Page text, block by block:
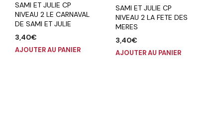
SAMI ET JULIE CP
NIVEAU 2 LE CARNAVAL
DE SAMI ET JULIE
3,40€
AJOUTER AU PANIER
SAMI ET JULIE CP
NIVEAU 2 LA FETE DES
MERES
3,40€
AJOUTER AU PANIER